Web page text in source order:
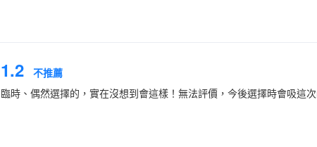
1.2 不推薦
臨時、偶然選擇的，實在沒想到會這樣！無法評價，今後選擇時會吸這次